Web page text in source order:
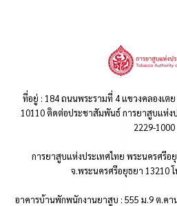
ที่อยู่ : 184 ถนนพระรามที่ 4 แขวงคลองเต
10110 ติดต่อประชาสัมพันธ์ การยาสูบแห่ง
2229-1000
การยาสูบแห่งประเทศไทย พระนครศรีอ
จ.พระนครศรีอยุธยา 13210
อาคารบ้านพักพนักงานยาสูบ : 555 ม.9 ต.ค